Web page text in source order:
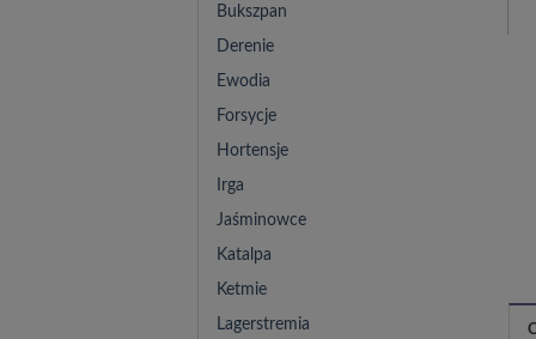
Bukszpan
Derenie
Ewodia
Forsycje
Hortensje
Irga
Jaśminowce
Katalpa
Ketmie
Lagerstremia